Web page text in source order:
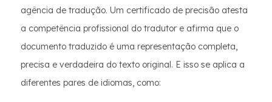
agência de tradução. Um certificado de precisão atesta
a competência profissional do tradutor e afirma que o
documento traduzido é uma representação completa,
precisa e verdadeira do texto original. E isso se aplica a
diferentes pares de idiomas, como: